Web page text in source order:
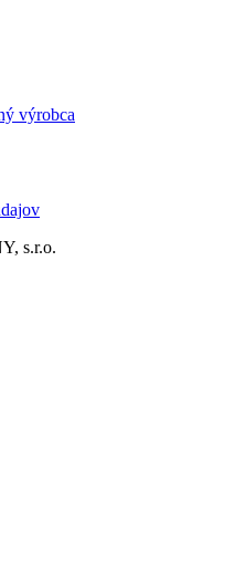
výrobca
s.r.o.